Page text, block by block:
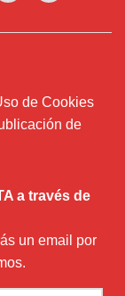
de Cookies
de
a través de
un email por